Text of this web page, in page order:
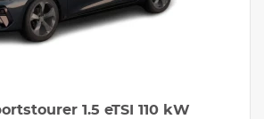
které chrání posádku při jízdě.
VÝBAVA:
1.5 eTSI 110 kW